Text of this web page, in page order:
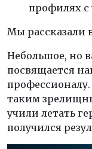
профилях
Мы рассказали
Небольшое, но
посвящается
таким
учили летать
получился